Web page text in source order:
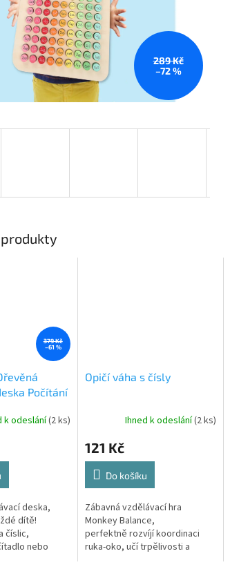
289 Kč
–72 %
379 Kč
–61 %
Počítání
k odeslání(2 ks)
deska,
dítě!
číslic,
nebo
Opičí váha s čísly
Ihned k odeslání(2 ks)
121 Kč
Do košíku
Zábavná vzdělávací hra
Monkey Balance,
perfektně rozvíjí koordinaci
ruka-oko, učí trpělivosti a